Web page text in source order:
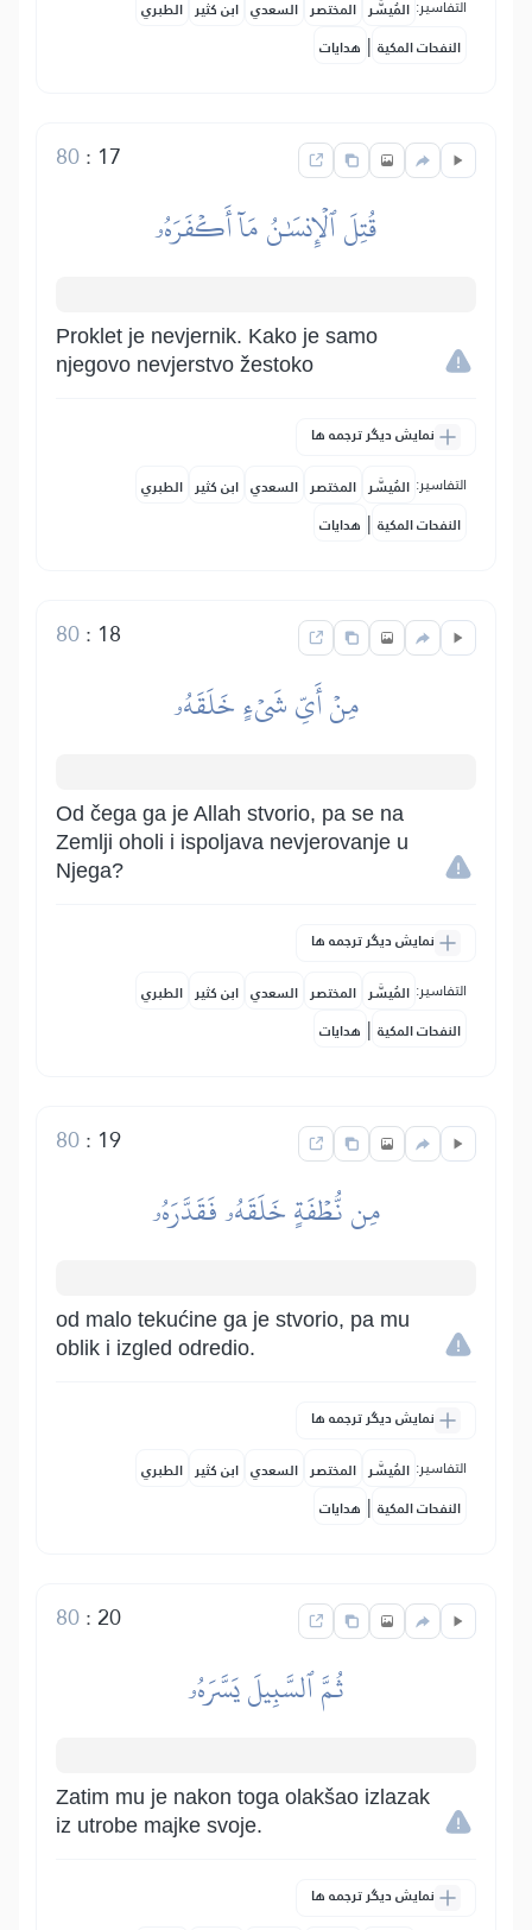
التفاسير: المُيسَّر المختصر السعدي ابن كثير الطبري
النفحات المكية | هدايات
17
:
80
قُتِلَ ٱلۡإِنسَٰنُ مَآ أَكۡفَرَهُۥ
Proklet je nevjernik. Kako je samo
njegovo nevjerstvo žestoko
نمایش دیگر ترجمه ها
التفاسير: المُيسَّر المختصر السعدي ابن كثير الطبري
النفحات المكية | هدايات
18
:
80
مِنۡ أَيِّ شَيۡءٍ خَلَقَهُۥ
Od čega ga je Allah stvorio, pa se na
Zemlji oholi i ispoljava nevjerovanje u
Njega?
نمایش دیگر ترجمه ها
التفاسير: المُيسَّر المختصر السعدي ابن كثير الطبري
النفحات المكية | هدايات
19
:
80
مِن نُّطۡفَةٍ خَلَقَهُۥ فَقَدَّرَهُۥ
od malo tekućine ga je stvorio, pa mu
oblik i izgled odredio.
نمایش دیگر ترجمه ها
التفاسير: المُيسَّر المختصر السعدي ابن كثير الطبري
النفحات المكية | هدايات
20
:
80
ثُمَّ ٱلسَّبِيلَ يَسَّرَهُۥ
Zatim mu je nakon toga olakšao izlazak
iz utrobe majke svoje.
نمایش دیگر ترجمه ها